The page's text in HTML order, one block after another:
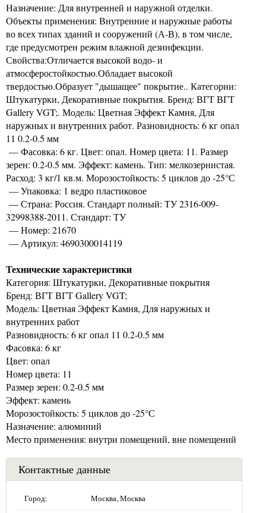
Назначение: Для внутренней и наружной отделки.
Объекты применения: Внутренние и наружные работы
во всех типах зданий и сооружений (А-В), в том числе,
где предусмотрен режим влажной дезинфекции.
Свойства:Отличается высокой водо- и
атмосферостойкостью.Обладает высокой
твердостью.Образует "дышащее" покрытие.. Категории:
Штукатурки, Декоративные покрытия. Бренд: ВГТ ВГТ
Gallery VGT;. Модель: Цветная Эффект Камня, Для
наружных и внутренних работ. Разновидность: 6 кг опал
11 0.2-0.5 мм
— Фасовка: 6 кг. Цвет: опал. Номер цвета: 11. Размер
зерен: 0.2-0.5 мм. Эффект: камень. Тип: мелкозернистая.
Расход: 3 кг/1 кв.м. Морозостойкость: 5 циклов до -25°С
— Упаковка: 1 ведро пластиковое
— Страна: Россия. Стандарт полный: ТУ 2316-009-
32998388-2011. Стандарт: ТУ
— Номер: 21670
— Артикул: 4690300014119
Технические характеристики
Категория: Штукатурки, Декоративные покрытия
Бренд: ВГТ ВГТ Gallery VGT;
Модель: Цветная Эффект Камня, Для наружных и
внутренних работ
Разновидность: 6 кг опал 11 0.2-0.5 мм
Фасовка: 6 кг
Цвет: опал
Номер цвета: 11
Размер зерен: 0.2-0.5 мм
Эффект: камень
Морозостойкость: 5 циклов до -25°С
Назначение: алюминий
Место применения: внутри помещений, вне помещений
Контактные данные
Город: Москва, Москва